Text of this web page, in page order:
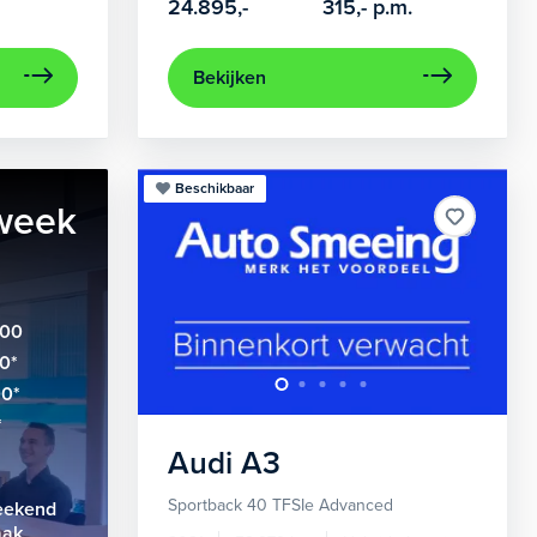
24.895,- 315,- p.m.
Bekijken
Beschikbaar
Audi A3
Sportback 40 TFSIe Advanced